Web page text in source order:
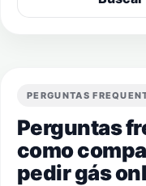
PERGUNTAS
Perguntas
como
pedir gás